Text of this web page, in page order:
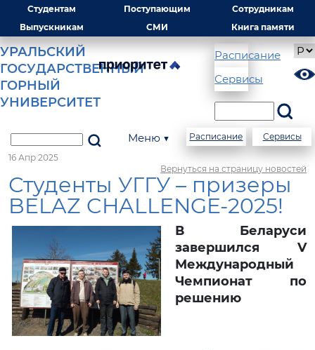
Студентам Поступающим
Сотрудникам
Выпускникам
СМИ Книга памяти
УРАЛЬСКИЙ
ГОСУДАРСТВЕННЫЙ
ГОРНЫЙ
УНИВЕРСИТЕТ
Расписание
Сервисы
Меню ▼ Расписание Сервисы
16 Апр 2025
Вернуться на страницу новостей
Студенты УГГУ – призеры
BELAZ CHALLENGE-2025!
В Беларуси
завершился V
Международный
Чемпионат по
решению